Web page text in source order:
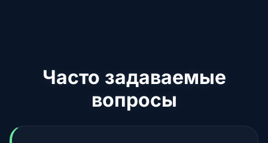
Часто задаваемые
вопросы